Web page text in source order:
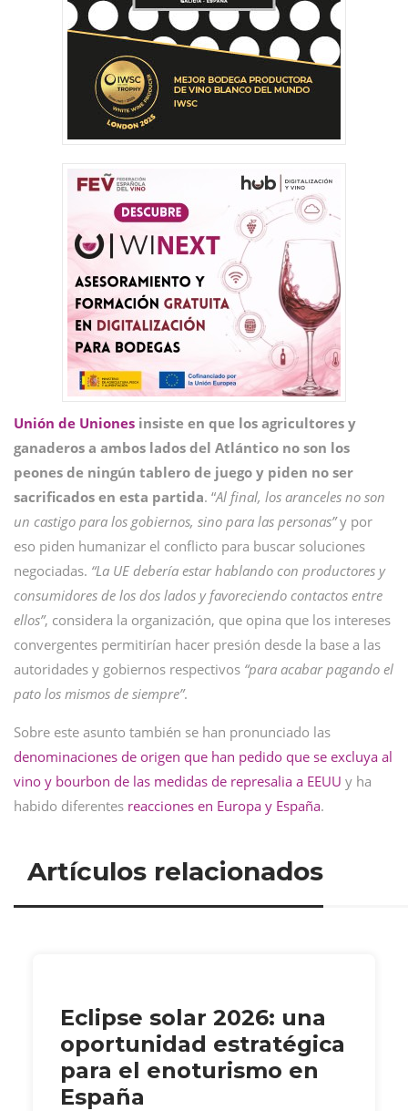
Unión de Uniones insiste en que los agricultores y
ganaderos a ambos lados del Atlántico no son los
peones de ningún tablero de juego y piden no ser
sacrificados en esta partida. “Al final, los aranceles no son
un castigo para los gobiernos, sino para las personas”y por
eso piden humanizar el conflicto para buscar soluciones
negociadas. “La UE debería estar hablando con productores y
consumidores de los dos lados y favoreciendo contactos entre
ellos”, considera la organización, que opina que los intereses
convergentes permitirían hacer presión desde la base a las
autoridades y gobiernos respectivos “para acabar pagando el
pato los mismos de siempre”.
Sobre este asunto también se han pronunciado las
denominaciones de origen que han pedido que se excluya al
vino y bourbon de las medidas de represalia a EEUU y ha
habido diferentes reacciones en Europa y España.
Artículos relacionados
Eclipse solar 2026: una
oportunidad estratégica
para el enoturismo en
España